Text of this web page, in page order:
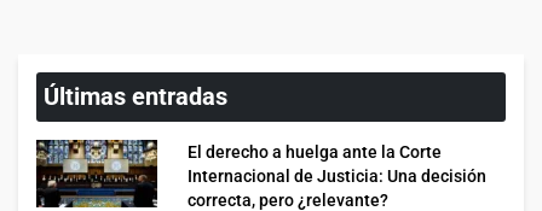
Últimas entradas
El derecho a huelga ante la Corte
Internacional de Justicia: Una decisión
correcta, pero ¿relevante?